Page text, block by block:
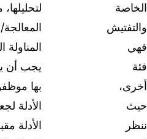
الخاصة
والتفتيش
فهي
فئة
أخرى،
حيث
ننظر
المعالجة/
المناولة
يجب أن
بها
الأدلة
الأدلة